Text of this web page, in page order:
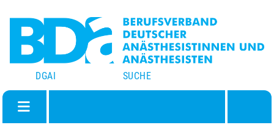
DGAI SUCHE